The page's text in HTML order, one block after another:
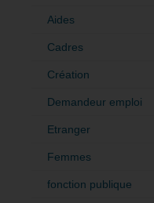
Aides
Cadres
Création
Demandeur emploi
Etranger
Femmes
fonction publique